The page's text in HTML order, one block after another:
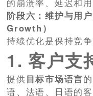
阶段六：维护与用
Growth）
持续优化是保持竞争
1. 客户支
提供目标市场语言
语、法语、日语的